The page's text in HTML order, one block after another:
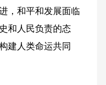
，和平和发展面临
和人民负责的态
建人类命运共同